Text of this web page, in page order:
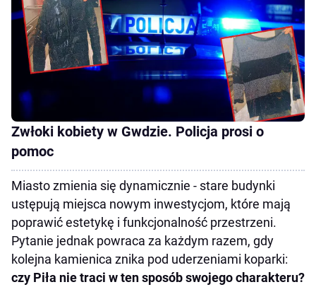
Zwłoki kobiety w Gwdzie. Policja prosi o
pomoc
Miasto zmienia się dynamicznie - stare budynki
ustępują miejsca nowym inwestycjom, które mają
poprawić estetykę i funkcjonalność przestrzeni.
Pytanie jednak powraca za każdym razem, gdy
kolejna kamienica znika pod uderzeniami koparki:
czy Piła nie traci w ten sposób swojego charakteru?